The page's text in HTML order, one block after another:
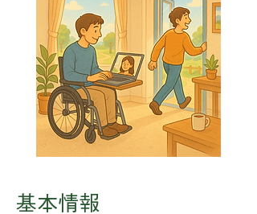
​基本情報